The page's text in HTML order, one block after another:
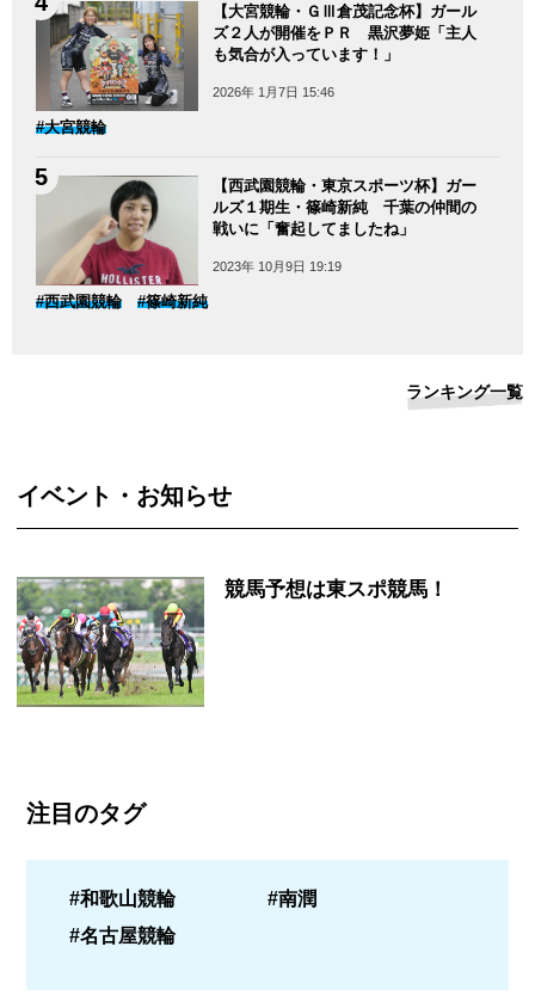
【大宮競輪・ＧⅢ倉茂記念杯】ガール
ズ２人が開催をＰＲ 黒沢夢姫「主人
も気合が入っています！」
2026年 1月7日 15:46
#大宮競輪
【西武園競輪・東京スポーツ杯】ガー
ルズ１期生・篠崎新純 千葉の仲間の
戦いに「奮起してましたね」
2023年 10月9日 19:19
#西武園競輪 #篠崎新純
ランキング一覧
イベント・お知らせ
競馬予想は東スポ競馬！
注目のタグ
#和歌山競輪
#南潤
#名古屋競輪